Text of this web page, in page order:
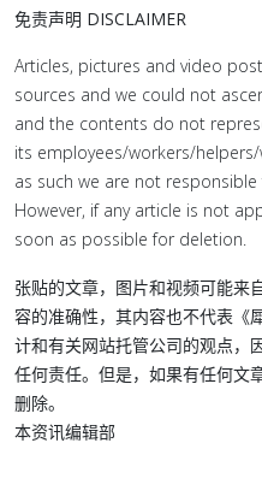
免责声明 DISCLAIMER
Articles, pictures and video
sources and we could not
and the contents do not
its employees/workers/
as such we are not
However, if any article is not
soon as possible for deletion.
张贴的文章，图片和视频可能来
容的准确性，其内容也不代表《
计和有关网站托管公司的观点，
任何责任。但是，如果有任何文
删除。
本资讯编辑部